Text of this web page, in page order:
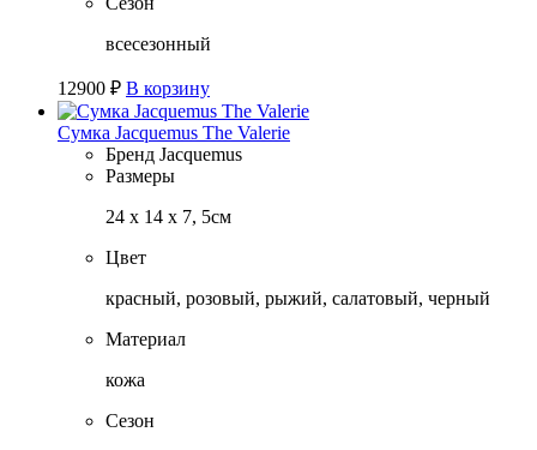
всесезонный
12900 ₽ В корзину
Сумка Jacquemus The Valerie
Бренд Jacquemus
Размеры
24 х 14 х 7, 5см
Цвет
красный, розовый, рыжий, салатовый, черный
Материал
кожа
Сезон